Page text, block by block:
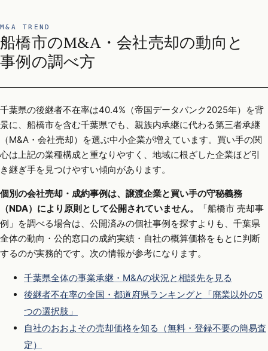
M&A TREND
船橋市のM&A・会社売却の動向と
事例の調べ方
千葉県の後継者不在率は40.4%（帝国データバンク2025年）を背
景に、船橋市を含む千葉県でも、親族内承継に代わる第三者承継
（M&A・会社売却）を選ぶ中小企業が増えています。買い手の関
心は上記の業種構成と重なりやすく、地域に根ざした企業ほど引
き継ぎ手を見つけやすい傾向があります。
個別の会社売却・成約事例は、譲渡企業と買い手の守秘義務
（NDA）により原則として公開されていません。
「船橋市 売却事
例」を調べる場合は、公開済みの個社事例を探すよりも、千葉県
全体の動向・公的窓口の成約実績・自社の概算価格をもとに判断
するのが実務的です。次の情報が参考になります。
千葉県全体の事業承継・M&Aの状況と相談先を見る
後継者不在率の全国・都道府県ランキングと「廃業以外の5
つの選択肢」
自社のおおよその売却価格を知る（無料・登録不要の簡易査
定）